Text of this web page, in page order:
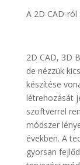
A 2D CAD-
2D CAD, 3D
de nézzük
készítése
létrehozását
szoftverrel
módszer
években. A
gyorsan